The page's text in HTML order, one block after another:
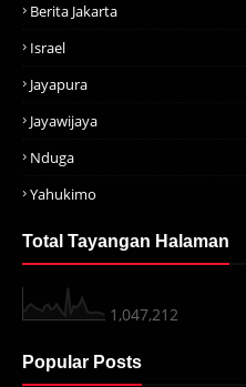
Berita Jakarta
Israel
Jayapura
Jayawijaya
Nduga
Yahukimo
Total Tayangan Halaman
1,047,212
Popular Posts